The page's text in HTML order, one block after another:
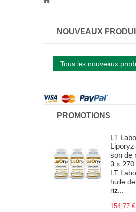
NOUVEAUX
Tous les nouveaux
PROMOTIONS
LT
Liporyz
son de
3 x 270
LT
huile
riz...
154,77 €